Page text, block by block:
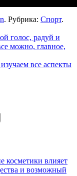
. Рубрика: Спорт.
голос, радуй и
можно, главное,
все аспекты
косметики влияет
и возможный